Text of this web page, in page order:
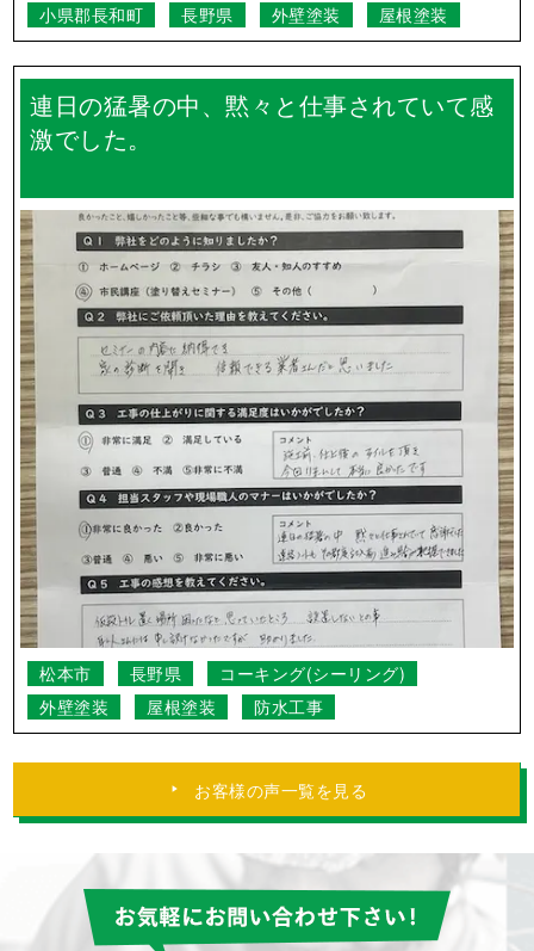
小県郡長和町 長野県 外壁塗装 屋根塗装
連日の猛暑の中、黙々と仕事されていて感
激でした。